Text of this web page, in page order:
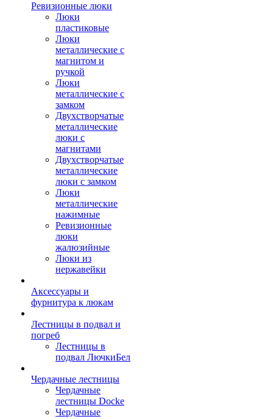
Ревизионные люки
Люки
пластиковые
Люки
металлические с
магнитом и
ручкой
Люки
металлические с
замком
Двухстворчатые
металлические
люки с
магнитами
Двухстворчатые
металлические
люки с замком
Люки
металлические
нажимные
Ревизионные
люки
жалюзийные
Люки из
нержавейки
Аксессуары и
фурнитура к люкам
Лестницы в подвал и
погреб
Лестницы в
подвал ЛючкиБел
Чердачные лестницы
Чердачные
лестницы Docke
Чердачные